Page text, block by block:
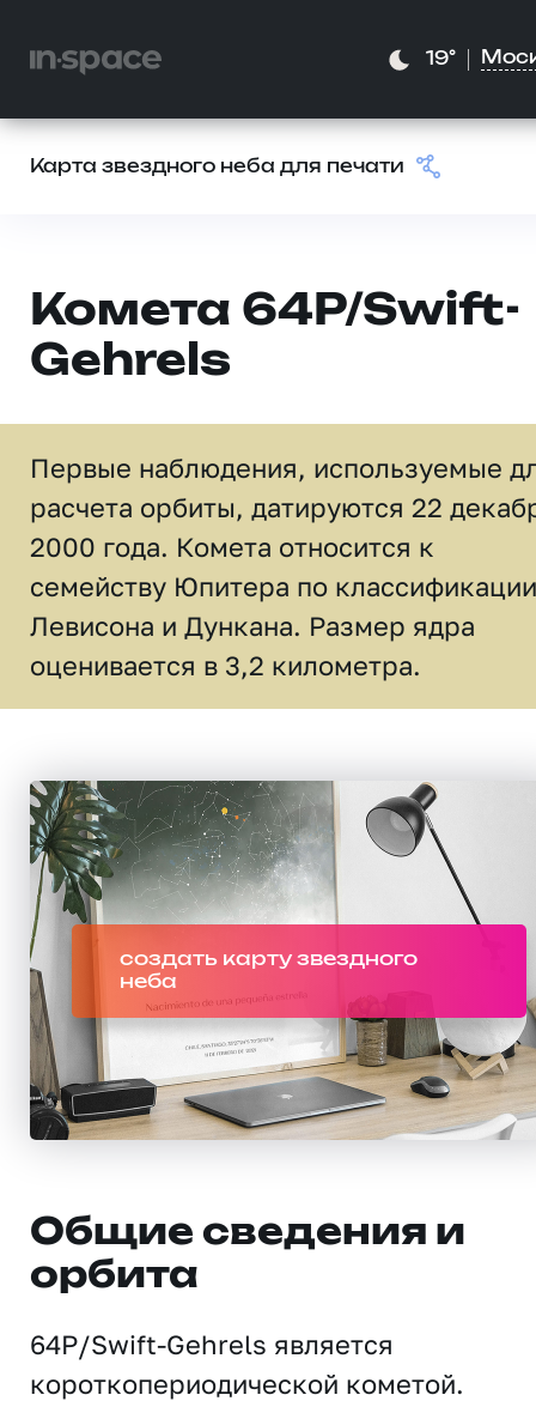
19°
Карта звездного неба для печати
Комета 64P/Swift-
Gehrels
Первые наблюдения, используемые
расчета орбиты, датируются 22
2000 года. Комета относится к
семейству Юпитера по классификации
Левисона и Дункана. Размер ядра
оценивается в 3,2 километра.
создать карту звездного
неба
Общие сведения и
орбита
64P/Swift-Gehrels является
короткопериодической кометой.